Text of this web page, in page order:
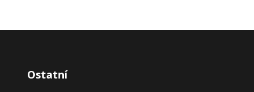
Ostatní